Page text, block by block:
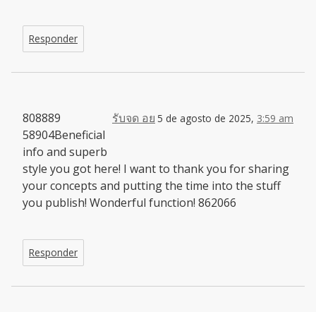
Responder
รับจด อย 5 de agosto de 2025, 3:59 am
808889
58904Beneficial
info and superb
style you got here! I want to thank you for sharing
your concepts and putting the time into the stuff
you publish! Wonderful function! 862066
Responder